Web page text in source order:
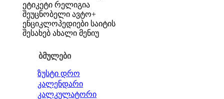
ეტიკეტი რელიგია
შეუცნობელი ავტო+
ენციკლოპედიები საიტის
შესახებ ახალი მენიუ
ბმულები
ზუსტი დრო
კალენდარი
კალკულატორი